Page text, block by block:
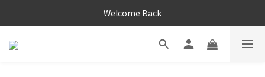
Welcome Back